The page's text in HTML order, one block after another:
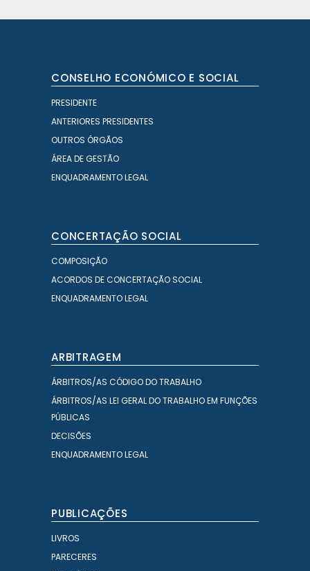
CONSELHO ECONÓMICO E SOCIAL
PRESIDENTE
ANTERIORES PRESIDENTES
OUTROS ÓRGÃOS
ÁREA DE GESTÃO
ENQUADRAMENTO LEGAL
CONCERTAÇÃO SOCIAL
COMPOSIÇÃO
ACORDOS DE CONCERTAÇÃO SOCIAL
ENQUADRAMENTO LEGAL
ARBITRAGEM
ÁRBITROS/AS CÓDIGO DO TRABALHO
ÁRBITROS/AS LEI GERAL DO TRABALHO EM FUNÇÕES
PÚBLICAS
DECISÕES
ENQUADRAMENTO LEGAL
PUBLICAÇÕES
LIVROS
PARECERES